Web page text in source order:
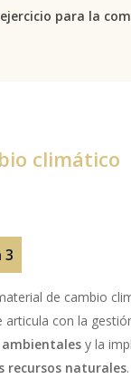
para la
climático
3
de cambio
con la
y la
recursos naturales.